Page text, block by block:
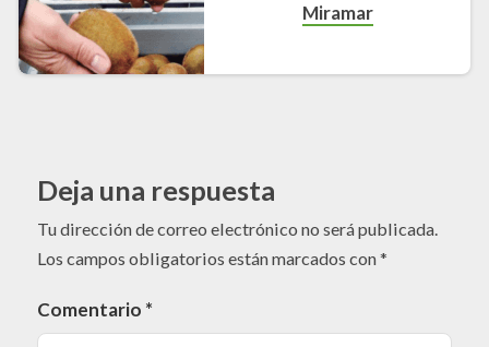
Miramar
Deja una respuesta
Tu dirección de correo electrónico no será publicada.
Los campos obligatorios están marcados con*
Comentario *